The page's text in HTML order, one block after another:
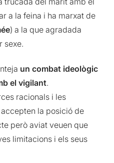
a la feina i ha marxat de
) a la que agradada
sexe.
un combat ideològic
el vigilant.
racionals i les
la posició de
però aviat veuen que
limitacions i els seus